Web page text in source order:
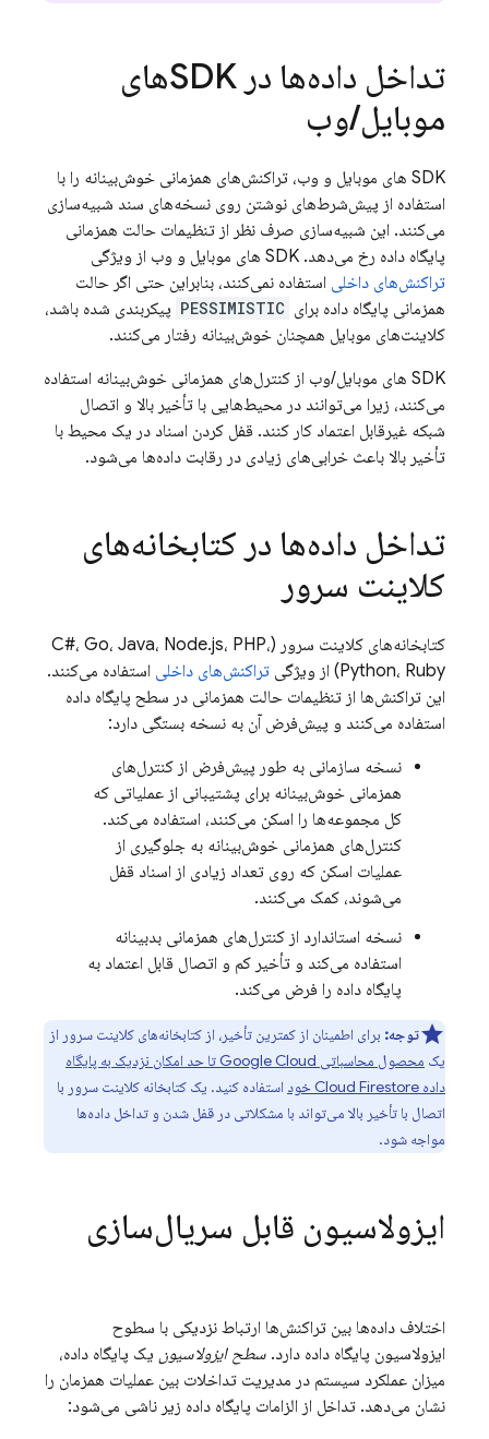
تداخل داده‌ها در SDKهای
موبایل/وب
SDK های موبایل و وب، تراکنش‌های همزمانی خوش‌بینانه را با
استفاده از پیش‌شرط‌های نوشتن روی نسخه‌های سند شبیه‌سازی
می‌کنند. این شبیه‌سازی صرف نظر از تنظیمات حالت همزمانی
پایگاه داده رخ می‌دهد. SDK های موبایل و وب از ویژگی
تراکنش‌های داخلی استفاده نمی‌کنند، بنابراین حتی اگر حالت
همزمانی پایگاه داده برای PESSIMISTIC پیکربندی شده باشد،
کلاینت‌های موبایل همچنان خوش‌بینانه رفتار می‌کنند.
SDK های موبایل/وب از کنترل‌های همزمانی خوش‌بینانه استفاده
می‌کنند، زیرا می‌توانند در محیط‌هایی با تأخیر بالا و اتصال
شبکه غیرقابل اعتماد کار کنند. قفل کردن اسناد در یک محیط با
تأخیر بالا باعث خرابی‌های زیادی در رقابت داده‌ها می‌شود.
تداخل داده‌ها در کتابخانه‌های
کلاینت سرور
کتابخانه‌های کلاینت سرور (C#، Go، Java، Node.js، PHP،
Python، Ruby) از ویژگی
تراکنش‌های داخلی استفاده می‌کنند.
این تراکنش‌ها از تنظیمات حالت همزمانی در سطح پایگاه داده
استفاده می‌کنند و پیش‌فرض آن به نسخه بستگی دارد:
نسخه سازمانی به طور پیش‌فرض از کنترل‌های
همزمانی خوش‌بینانه برای پشتیبانی از عملیاتی که
کل مجموعه‌ها را اسکن می‌کنند، استفاده می‌کند.
کنترل‌های همزمانی خوش‌بینانه به جلوگیری از
عملیات اسکن که روی تعداد زیادی از اسناد قفل
می‌شوند، کمک می‌کنند.
نسخه استاندارد از کنترل‌های همزمانی بدبینانه
استفاده می‌کند و تأخیر کم و اتصال قابل اعتماد به
پایگاه داده را فرض می‌کند.
توجه: برای اطمینان از کمترین تأخیر، از کتابخانه‌های کلاینت سرور از
یک محصول محاسباتی Google Cloud تا حد امکان نزدیک به پایگاه
داده Cloud Firestore خود استفاده کنید. یک کتابخانه کلاینت سرور با
اتصال با تأخیر بالا می‌تواند با مشکلاتی در قفل شدن و تداخل داده‌ها
مواجه شود.
ایزولاسیون قابل سریال‌سازی
اختلاف داده‌ها بین تراکنش‌ها ارتباط نزدیکی با سطوح
ایزولاسیون پایگاه داده دارد. سطح ایزولاسیون یک پایگاه داده،
میزان عملکرد سیستم در مدیریت تداخلات بین عملیات همزمان را
نشان می‌دهد. تداخل از الزامات پایگاه داده زیر ناشی می‌شود: